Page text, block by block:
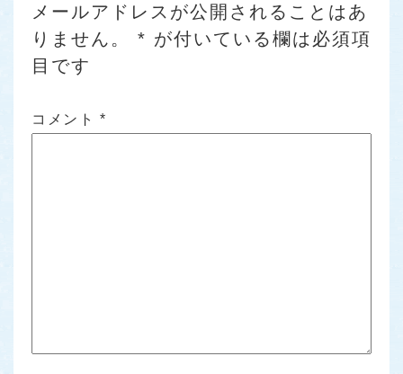
メールアドレスが公開されることはあ
りません。
* が付いている欄は必須項
目です
コメント *